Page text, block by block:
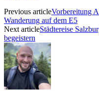
Previous articleVorbereitung
Wanderung auf dem E5
Next articleStädtereise
begeistern